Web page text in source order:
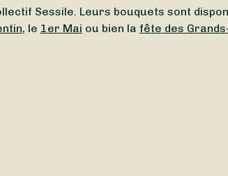
Sessile. Leurs bouquets sont
, le 1er Mai ou bien la fête des
un fleuriste ouvert autour de vous.